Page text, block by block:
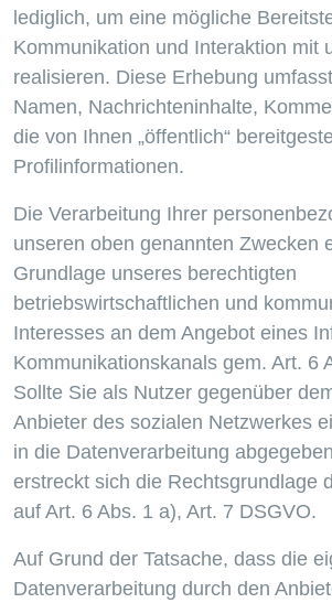
lediglich, um eine mögliche
Kommunikation und Interaktion mit
realisieren. Diese Erhebung
Namen, Nachrichteninhalte,
die von Ihnen „öffentlich“
Profilinformationen.
Die Verarbeitung Ihrer
unseren oben genannten Zwecken
Grundlage unseres berechtigten
betriebswirtschaftlichen und
Interesses an dem Angebot eines
Kommunikationskanals gem. Art. 6
Sollte Sie als Nutzer gegenüber
Anbieter des sozialen Netzwerkes
in die Datenverarbeitung
erstreckt sich die Rechtsgrundlage
auf Art. 6 Abs. 1 a), Art. 7 DSGVO.
Auf Grund der Tatsache, dass die
Datenverarbeitung durch den